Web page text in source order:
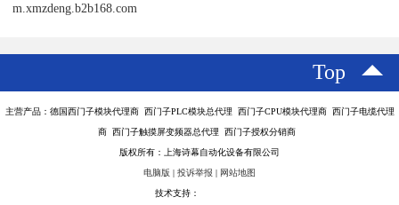
m.xmzdeng.b2b168.com
Top
主营产品：德国西门子模块代理商 西门子PLC模块总代理 西门子CPU模块代理商 西门子电缆代理
商 西门子触摸屏变频器总代理 西门子授权分销商
版权所有：上海诗幕自动化设备有限公司
电脑版 | 投诉举报 | 网站地图
技术支持：